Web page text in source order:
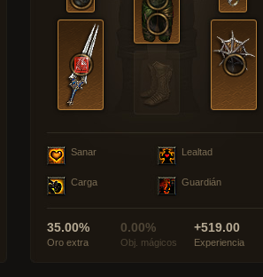
Sanar Lealtad
Carga Guardián
35.00%
Oro extra
0.00%
Obj. mágicos
+519.00
Experiencia